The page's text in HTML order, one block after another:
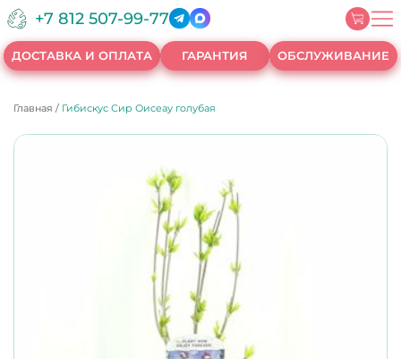
+7 812 507-99-77
ДОСТАВКА И ОПЛАТА ГАРАНТИЯ ОБСЛУЖИВАНИЕ
Главная / Гибискус Сир Оисеау голубая